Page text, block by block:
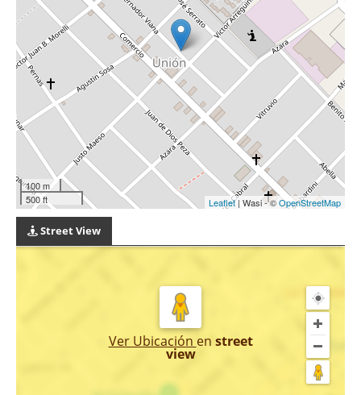
100 m
500 ft
Leaflet| Wasi - ©OpenStreetMap
Street View
Ver Ubicación en street
view